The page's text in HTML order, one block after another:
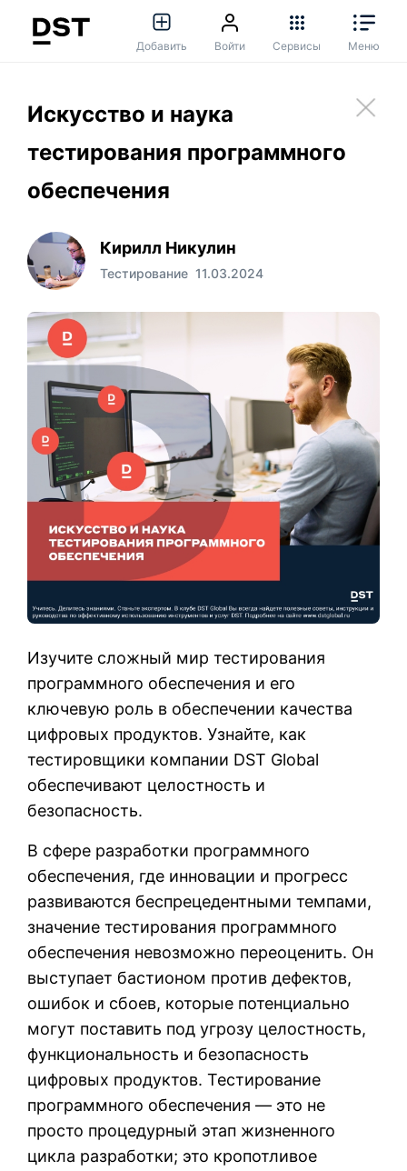
Добавить Войти Сервисы Меню
Искусство и наука
тестирования программного
обеспечения
Кирилл Никулин
Тестирование 11.03.2024
Изучите сложный мир тестирования
программного обеспечения и его
ключевую роль в обеспечении качества
цифровых продуктов. Узнайте, как
тестировщики компании DST Global
обеспечивают целостность и
безопасность.
В сфере разработки программного
обеспечения, где инновации и прогресс
развиваются беспрецедентными темпами,
значение тестирования программного
обеспечения невозможно переоценить. Он
выступает бастионом против дефектов,
ошибок и сбоев, которые потенциально
могут поставить под угрозу целостность,
функциональность и безопасность
цифровых продуктов. Тестирование
программного обеспечения — это не
просто процедурный этап жизненного
цикла разработки; это кропотливое